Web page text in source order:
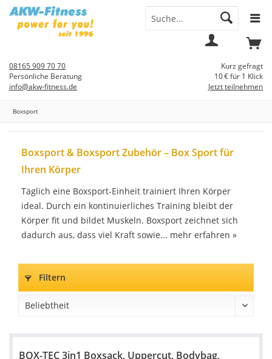
Kurz gefragt
10 € für 1 Klick
Jetzt teilnehmen
08165 909 70 70
Persönliche Beratung
info@akw-fitness.de
Boxsport
Boxsport & Boxsport Zubehör – Box Sport für
Ihren Körper
Täglich eine Boxsport-Einheit trainiert Ihren Körper
ideal. Durch ein kontinuierliches Training bleibt der
Körper fit und bildet Muskeln. Boxsport zeichnet sich
dadurch aus, dass viel Kraft sowie... mehr erfahren »
Filtern
BOX-TEC 3in1 Boxsack, Uppercut, Bodybag,